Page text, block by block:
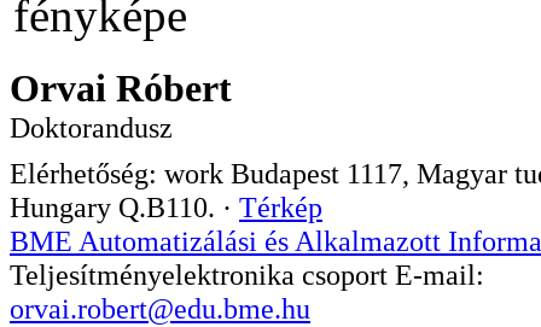
Orvai Róbert
Doktorandusz
Elérhetőség: work Budapest 1117, Magyar
Hungary Q.B110. · Térkép
BME Automatizálási és Alkalmazott
Teljesítményelektronika csoport E-mail:
orvai.robert@edu.bme.hu